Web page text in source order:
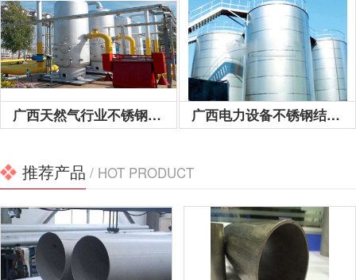
广西天然气行业不锈钢工业用管
04不锈钢工业管：具有良
好的耐蚀性，耐热性，低
温强度和机械特性，冲
压，弯曲等热加...
广西电力设备不锈钢结构工程用管
推荐产品 / HOT PRODUCT